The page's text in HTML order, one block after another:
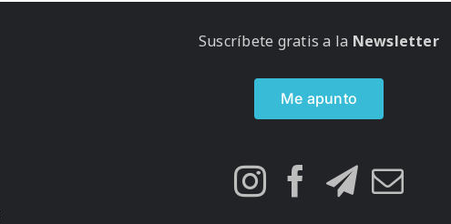
Suscríbete gratis a la Newsletter
Me apunto